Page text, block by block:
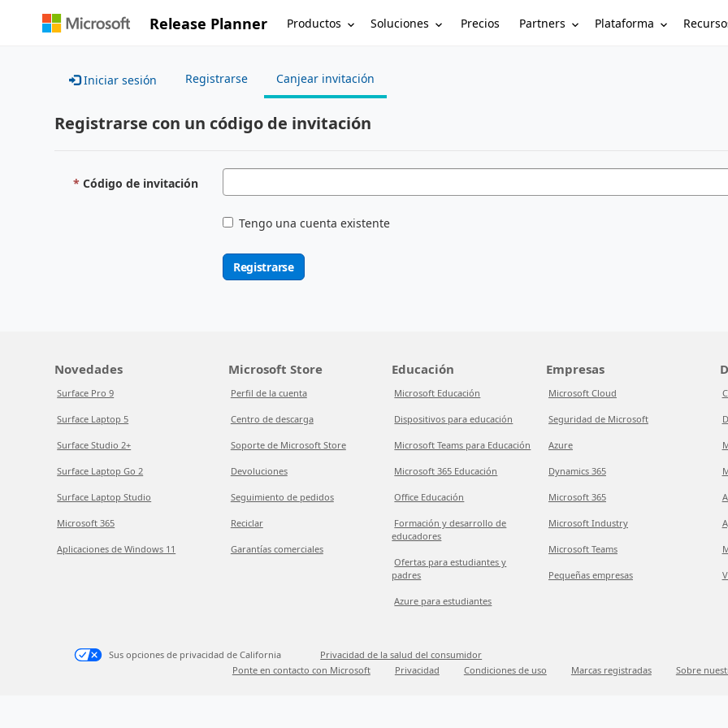
Release Planner Productos Soluciones Precios Partners Plataforma
Iniciar sesión Registrarse Canjear invitación
Registrarse con un código de invitación
Código de invitación
Tengo una cuenta existente
Registrarse
Novedades
Surface Pro 9
Surface Laptop 5
Surface Studio 2+
Surface Laptop Go 2
Surface Laptop Studio
Microsoft 365
Aplicaciones de Windows 11
Microsoft Store
Perfil de la cuenta
Centro de descarga
Soporte de Microsoft Store
Devoluciones
Seguimiento de pedidos
Reciclar
Garantías comerciales
Educación
Microsoft Educación
Dispositivos para educación
Microsoft Teams para Educación
Microsoft 365 Educación
Office Educación
Formación y desarrollo de
educadores
Ofertas para estudiantes y
padres
Azure para estudiantes
Empresas
Microsoft Cloud
Seguridad de Microsoft
Azure
Dynamics 365
Microsoft 365
Microsoft Industry
Microsoft Teams
Pequeñas empresas
Sus opciones de privacidad de California
Privacidad de la salud del consumidor
Ponte en contacto con Microsoft
Privacidad Condiciones de uso Marcas registradas Sobre